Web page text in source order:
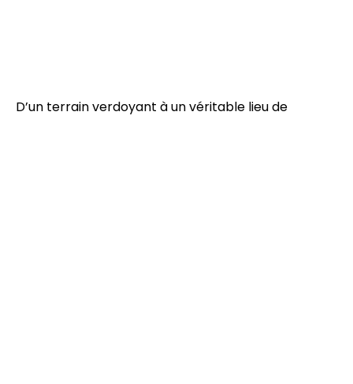
D’un terrain verdoyant à un véritable lieu de